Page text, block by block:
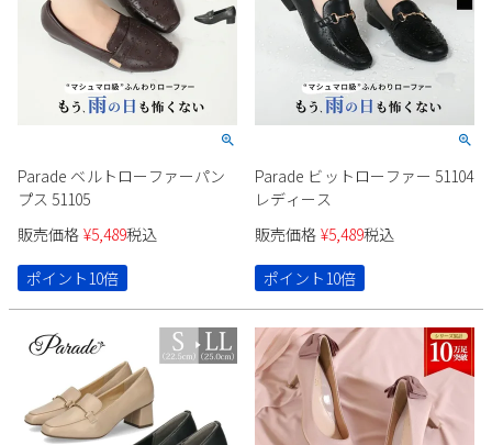
Parade ベルトローファーパン
プス 51105
販売価格 ¥5,489税込
ポイント10倍
Parade ビットローファー 51104
レディース
販売価格 ¥5,489税込
ポイント10倍